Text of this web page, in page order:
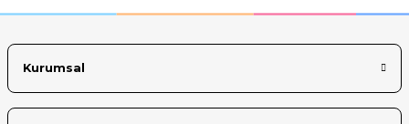
Kurumsal